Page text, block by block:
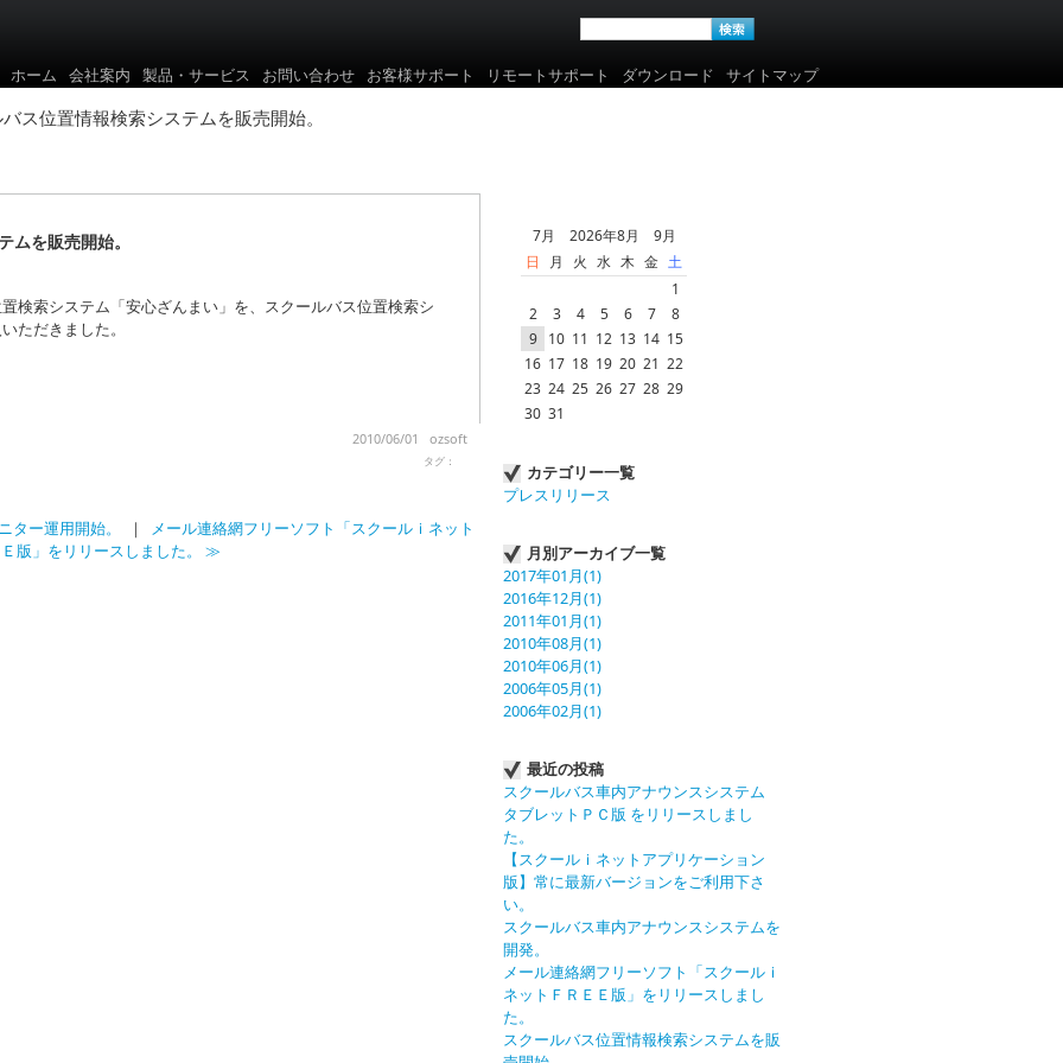
ホーム 会社案内 製品・サービス お問い合わせ お客様サポート リモートサポート ダウンロード サイトマップ
ス位置情報検索システムを販売開始。
ムを販売開始。
検索システム「安心ざんまい」を、スクールバス位置検索シ
ただきました。
2010/06/01 ozsoft
タグ：
ー運用開始。 ｜
メール連絡網フリーソフト「スクールｉネット
版」をリリースしました。 ≫
7月 2026年8月 9月
日
月 火 水 木 金 土
1
2
3 4 5 6 7
8
9
10 11 12 13 14 15
16 17 18 19 20 21 22
23 24 25 26 27 28 29
30 31
カテゴリー一覧
プレスリリース
月別アーカイブ一覧
2017年01月(1)
2016年12月(1)
2011年01月(1)
2010年08月(1)
2010年06月(1)
2006年05月(1)
2006年02月(1)
最近の投稿
スクールバス車内アナウンスシステム
タブレットＰＣ版 をリリースしまし
た。
【スクールｉネットアプリケーション
版】常に最新バージョンをご利用下さ
い。
スクールバス車内アナウンスシステムを
開発。
メール連絡網フリーソフト「スクールｉ
ネットＦＲＥＥ版」をリリースしまし
た。
スクールバス位置情報検索システムを販